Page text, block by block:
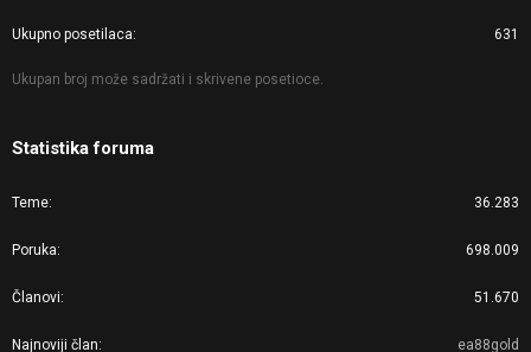
Ukupno posetilaca 631
Ukupan broj može sadržati i skrivene posetioce.
Statistika foruma
Teme 36.283
Poruka 698.009
Članovi 51.670
Najnoviji član ea88gold